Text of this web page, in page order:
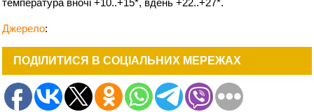
температура вночі +10..+15*, вдень +22..+27*.
Джерело:
ПОДІЛИТИСЯ В СОЦІАЛЬНИХ МЕРЕЖАХ